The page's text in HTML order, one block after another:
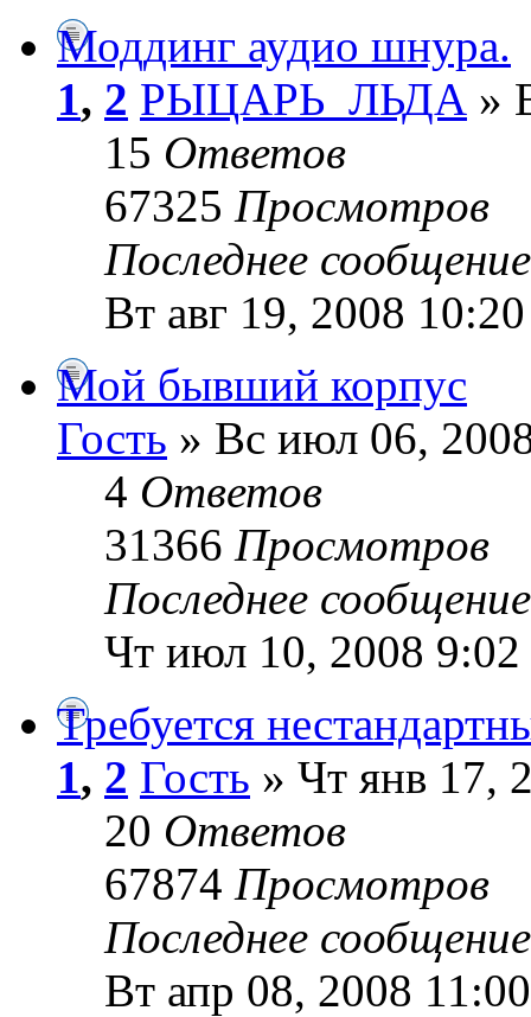
Моддинг аудио шнура.
1, 2 РЫЦАРЬ_ЛЬДА »
15 Ответов
67325 Просмотров
Последнее
Вт авг 19, 2008
Мой бывший корпус
Гость » Вс июл 06,
4 Ответов
31366 Просмотров
Последнее
Чт июл 10, 2008 9:02
Требуется
1, 2 Гость » Чт янв 17,
20 Ответов
67874 Просмотров
Последнее
Вт апр 08, 2008